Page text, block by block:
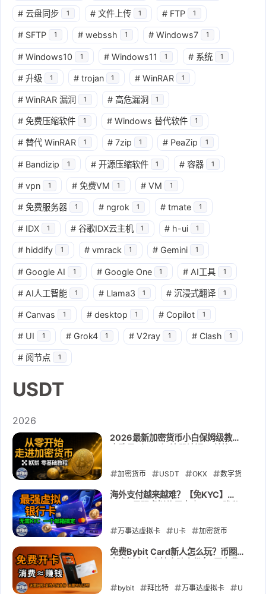
# 云盘同步 1 # 文件上传 1 # FTP 1
# SFTP 1 # webssh 1 # Windows7 1
# Windows10 1 # Windows11 1 # 系统 1
# 升级 1 # trojan 1 # WinRAR 1
# WinRAR 漏洞 1 # 高危漏洞 1
# 免费压缩软件 1 # Windows 替代软件 1
# 替代 WinRAR 1 # 7zip 1 # PeaZip 1
# Bandizip 1 # 开源压缩软件 1 # 容器 1
# vpn 1 # 免费VM 1 # VM 1
# 免费服务器 1 # ngrok 1 # tmate 1
# IDX 1 # 谷歌IDX云主机 1 # h-ui 1
# hiddify 1 # vmrack 1 # Gemini 1
# Google AI 1 # Google One 1 # AI工具 1
# AI人工智能 1 # Llama3 1 # 沉浸式翻译 1
# Canvas 1 # desktop 1 # Copilot 1
# UI 1 # Grok4 1 # V2ray 1 # Clash 1
# 阅节点 1
USDT
2026
2026最新加密货币小白保姆级教程
流程实操
加密货币 USDT OKX 数字货
币 虚拟货币 交易所 稳定币
海外支付越来越难？【免KYC】
外支付｜广告投放｜YIKA
万事达虚拟卡 U卡 加密货币
USDT chatgpt ApplePay
2026-05-26
免费Bybit Card新人怎么玩？币圈神
你福利全拿走
bybit 拜比特 万事达虚拟卡 U